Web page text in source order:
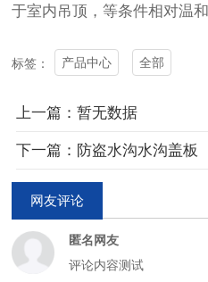
于室内吊顶，等条件相对温和
标签： 产品中心 全部
上一篇：暂无数据
下一篇：防盗水沟水沟盖板
网友评论
匿名网友
评论内容测试